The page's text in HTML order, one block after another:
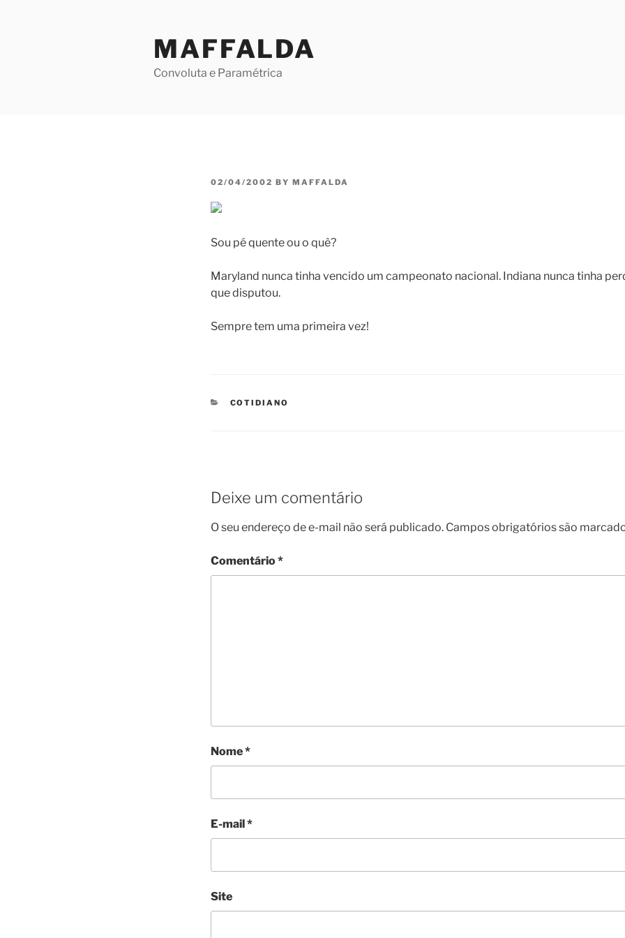
MAFFALDA
Convoluta e Paramétrica
POSTED
02/04/2002 BY MAFFALDA
Sou pé quente ou o quê?
Maryland nunca tinha vencido um campeonato nacional. Indiana nunca tinha
que disputou.
Sempre tem uma primeira vez!
CATEGORIES
COTIDIANO
Deixe um comentário
O seu endereço de e-mail não será publicado. Campos obrigatórios são
Comentário*
Nome*
E-mail*
Site